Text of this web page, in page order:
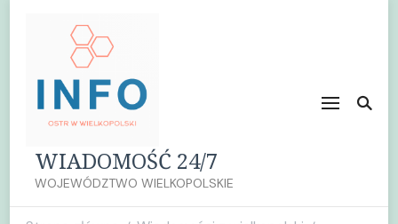
WIADOMOŚĆ 24/7
WOJEWÓDZTWO WIELKOPOLSKIE